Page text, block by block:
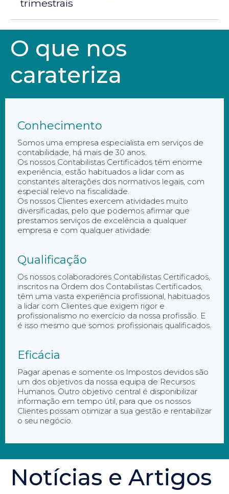
trimestrais
O que nos
carateriza
Conhecimento
Somos uma empresa especialista em serviços de
contabilidade, há mais de 30 anos.
Os nossos Contabilistas Certificados têm enorme
experiência, estão habituados a lidar com as
constantes alterações dos normativos legais, com
especial relevo na fiscalidade.
Os nossos Clientes exercem atividades muito
diversificadas, pelo que podemos afirmar que
prestamos serviços de excelência a qualquer
empresa e com qualquer atividade.
Qualificação
Os nossos colaboradores Contabilistas Certificados,
inscritos na Ordem dos Contabilistas Certificados,
têm uma vasta experiência profissional, habituados
a lidar com Clientes que exigem rigor e
profissionalismo no exercício da nossa profissão. E
é isso mesmo que somos: profissionais qualificados.
Eficácia
Pagar apenas e somente os Impostos devidos são
um dos objetivos da nossa equipa de Recursos
Humanos. Outro objetivo central é disponibilizar
informação em tempo útil, para que os nossos
Clientes possam otimizar a sua gestão e rentabilizar
o seu negócio.
Notícias e Artigos